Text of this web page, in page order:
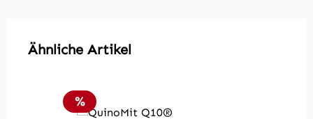
Produktgalerie überspringen
Ähnliche Artikel
Rabatt
%